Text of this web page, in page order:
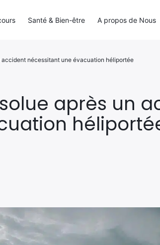
après un
nécessitant une évacuation héliportée
Santé & Bien-être A propos de Nous